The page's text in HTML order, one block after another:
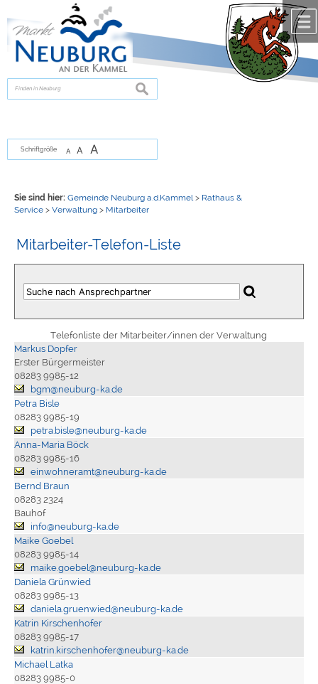
zur Navigationoder
springen.
suchen
Schriftgröße A A A
Sie sind hier: Gemeinde Neuburg a.d.Kammel > Rathaus &
Service> Verwaltung> Mitarbeiter
Mitarbeiter-Telefon-Liste
Telefonliste der Mitarbeiter/innen der Verwaltung
Markus Dopfer
Erster Bürgermeister
08283 9985-12
bgm@neuburg-ka.de
Petra Bisle
08283 9985-19
petra.bisle@neuburg-ka.de
Anna-Maria Böck
08283 9985-16
einwohneramt@neuburg-ka.de
Bernd Braun
08283 2324
Bauhof
info@neuburg-ka.de
Maike Goebel
08283 9985-14
maike.goebel@neuburg-ka.de
Daniela Grünwied
08283 9985-13
daniela.gruenwied@neuburg-ka.de
Katrin Kirschenhofer
08283 9985-17
katrin.kirschenhofer@neuburg-ka.de
Michael Latka
08283 9985-0